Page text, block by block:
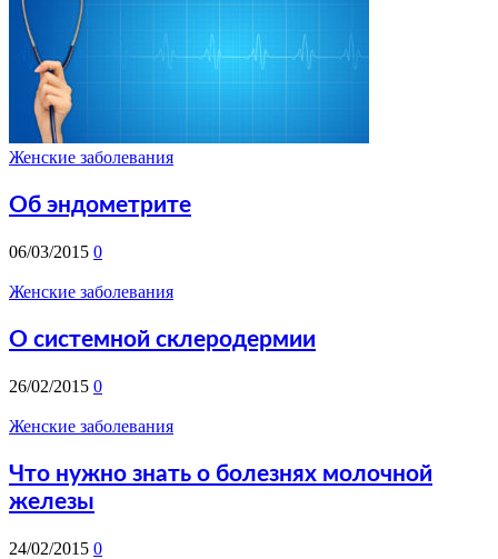
Женские заболевания
Об эндометрите
06/03/2015 0
Женские заболевания
О системной склеродермии
26/02/2015 0
Женские заболевания
Что нужно знать о болезнях молочной
железы
24/02/2015 0